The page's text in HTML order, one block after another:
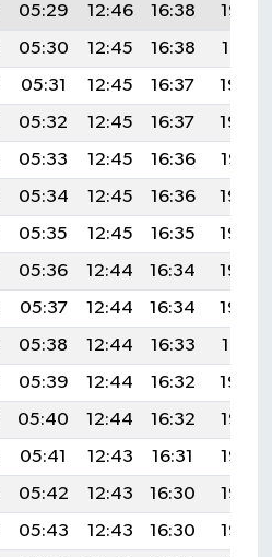
05:29 12:46 16:38
19:53
05:30 12:45 16:38
19:51
05:31 12:45 16:37
19:50
05:32 12:45 16:37
19:49
05:33 12:45 16:36
19:47
05:34 12:45 16:36
19:46
05:35 12:45 16:35
19:45
05:36 12:44 16:34
19:43
05:37 12:44 16:34
19:42
05:38 12:44 16:33
19:41
05:39 12:44 16:32
19:39
05:40 12:44 16:32
19:38
05:41 12:43 16:31
19:36
05:42 12:43 16:30
19:35
05:43 12:43 16:30
19:33